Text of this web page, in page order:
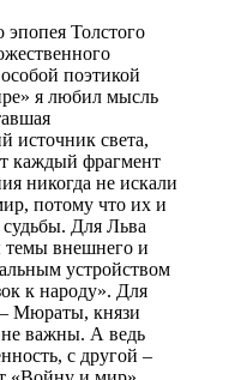
Толстого
поэтикой
я любил мысль
источник света,
каждый фрагмент
никогда не искали
потому что их и
Для Льва
темы внешнего и
устройством
к народу». Для
– Мюраты, князи
важны. А ведь
с другой –